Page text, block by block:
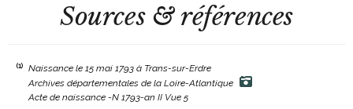
Sources & références
(1)
Naissance le 15 mai 1793 à Trans-sur-Erdre
Archives départementales de la Loire-Atlantique
Acte de naissance -N 1793-an II Vue 5